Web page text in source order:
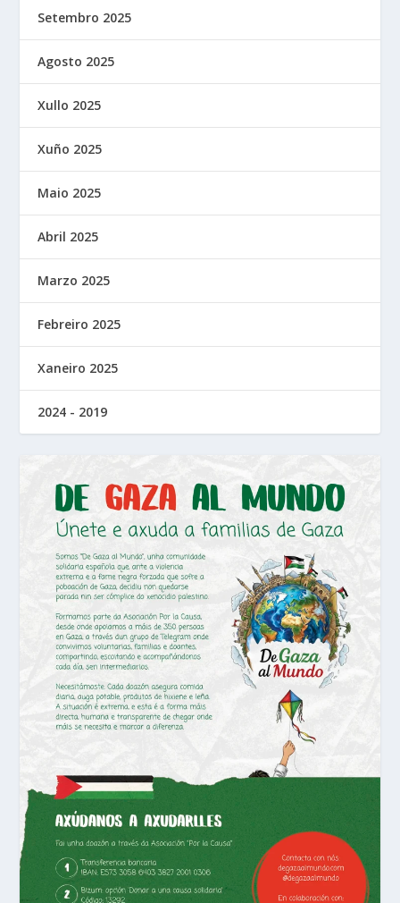
Setembro 2025
Agosto 2025
Xullo 2025
Xuño 2025
Maio 2025
Abril 2025
Marzo 2025
Febreiro 2025
Xaneiro 2025
2024 - 2019